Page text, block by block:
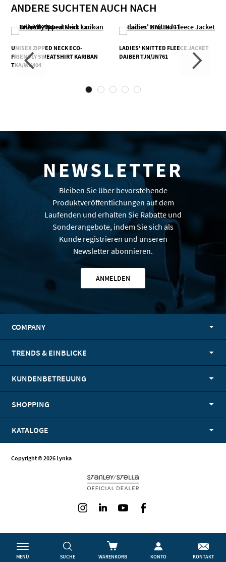
MENÜ SUCHE WARENKORB KONTO KONTAKT
ANDERE SUCHTEN AUCH NACH
UNISEX ZIPPED NECK ECO-
FRIENDLY SWEATSHIRT KARIBAN
TKA/WK404
LADIES' KNITTED FLEECE JACKET
DAIBER TJN/JN761
NEWSLETTER
Bleiben Sie über bevorstehende
Produktveröffentlichungen auf dem
Laufenden und erhalten Sie Rabatte und
Sonderangebote, indem Sie sich als
Kunde registrieren und unseren
Newsletter abonnieren.
ANMELDEN
COMPANY
TRENDS & EINBLICKE
KUNDENBETREUUNG
SHOPPING
KATALOGE
Copyright © 2026 Lynka